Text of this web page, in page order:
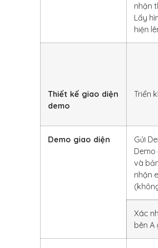
nhận
Lấy
hiện
Thiết kế giao diện
demo
Triển
Demo giao diện
Gửi
và
nhận
Xác
bên A